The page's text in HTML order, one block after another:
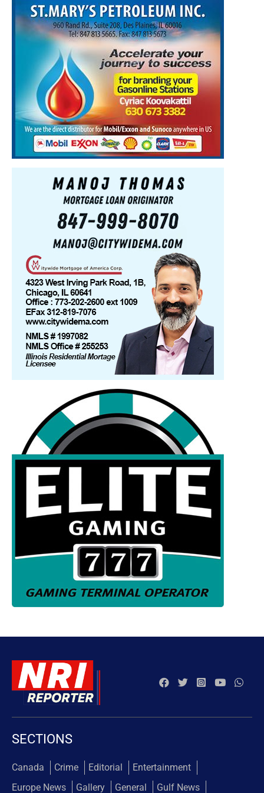
SECTIONS
Canada Crime Editorial
Entertainment
Europe News
Gallery General Gulf News